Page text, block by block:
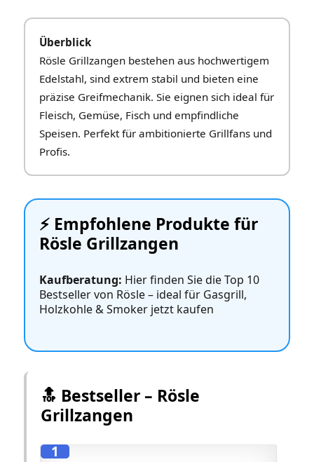
Überblick
Rösle Grillzangen bestehen aus hochwertigem
Edelstahl, sind extrem stabil und bieten eine
präzise Greifmechanik. Sie eignen sich ideal für
Fleisch, Gemüse, Fisch und empfindliche
Speisen. Perfekt für ambitionierte Grillfans und
Profis.
⚡️ Empfohlene Produkte für
Rösle Grillzangen
Kaufberatung: Hier finden Sie die Top 10
Bestseller von Rösle – ideal für Gasgrill,
Holzkohle & Smoker jetzt kaufen
🔝 Bestseller – Rösle
Grillzangen
1